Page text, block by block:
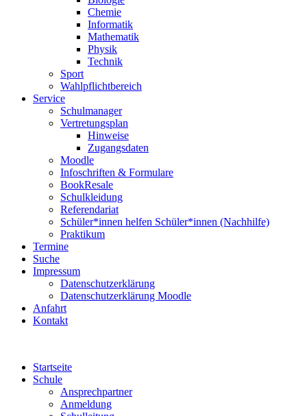
Chemie
Informatik
Mathematik
Physik
Technik
Sport
Wahlpflichtbereich
Service
Schulmanager
Vertretungsplan
Hinweise
Zugangsdaten
Moodle
Infoschriften & Formulare
BookResale
Schulkleidung
Referendariat
Schüler*innen helfen Schüler*innen (Nachhilfe)
Praktikum
Termine
Suche
Impressum
Datenschutzerklärung
Datenschutzerklärung Moodle
Anfahrt
Kontakt
Startseite
Schule
Ansprechpartner
Anmeldung